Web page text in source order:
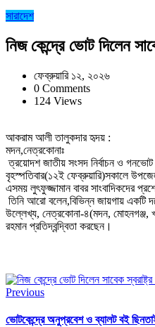
সারাদেশ
নিজ কেন্দ্রে ভোট দিলেন
ফেব্রুয়ারি ১২, ২০২৬
0 Comments
124 Views
আকরাম আলী তালুকদার হৃদয় :
মদন,নেত্রকোনাঃ
ত্রয়োদশ জাতীয় সংসদ নির্বাচন ও গনভোট
বৃহস্পতিবার(১২ই ফেব্রুয়ারি)সকালে
এসময় লুৎফুজ্জামান বাবর সাংবাদিকদের
তিনি আরো বলেন,বিভিন্ন জায়গায় একটি
উল্লেখ্য, নেত্রকোনা-৪(মদন, মোহনগঞ্জ,
রহমান প্রতিদ্বন্দ্বিতা করছেন।
Previous
ভোটকেন্দ্রে অনুপ্রবেশ ও ব্যালট বই